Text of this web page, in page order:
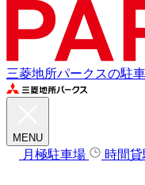
三菱地所パークスの駐
MENU
月極駐車場 時間